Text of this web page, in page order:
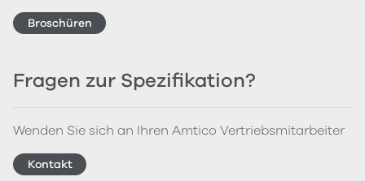
Broschüren
Fragen zur Spezifikation?
Wenden Sie sich an Ihren Amtico Vertriebsmitarbeiter
Kontakt